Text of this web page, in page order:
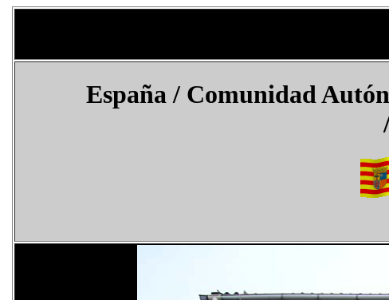
España/ Comunidad